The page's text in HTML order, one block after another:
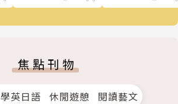
焦點刊物
學英日語 休閒遊憩 閱讀藝文